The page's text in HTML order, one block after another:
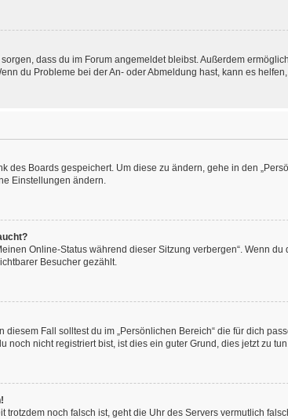
dass du im Forum angemeldet bleibst. Außerdem
du Probleme bei der An- oder Abmeldung hast, kann es
Boards gespeichert. Um diese zu ändern, gehe in den
Einstellungen ändern.
Online-Status während dieser Sitzung verbergen“. Wenn
Besucher gezählt.
Fall solltest du im „Persönlichen Bereich“ die für dich
nicht registriert bist, ist dies ein guter Grund, dies jetzt zu
noch falsch ist, geht die Uhr des Servers vermutlich